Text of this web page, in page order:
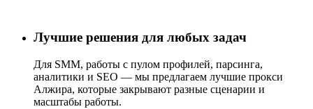
Лучшие решения для любых задач
Для SMM, работы с пулом профилей, парсинга,
аналитики и SEO — мы предлагаем лучшие прокси
Алжира, которые закрывают разные сценарии и
масштабы работы.